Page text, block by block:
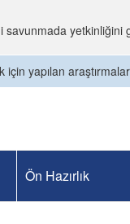
yetkinliğini
yapılan
Ön Hazırlık